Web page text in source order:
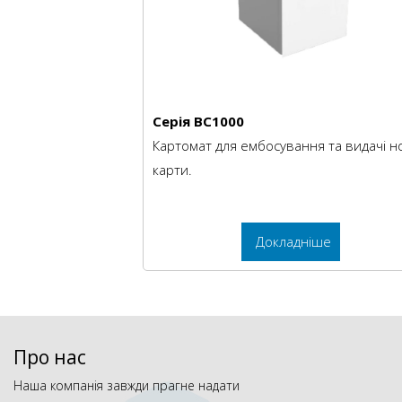
Серія BC1000
Картомат для ембосування та видачі
карти.
Докладніше
Про нас
Наша компанія завжди прагне надати